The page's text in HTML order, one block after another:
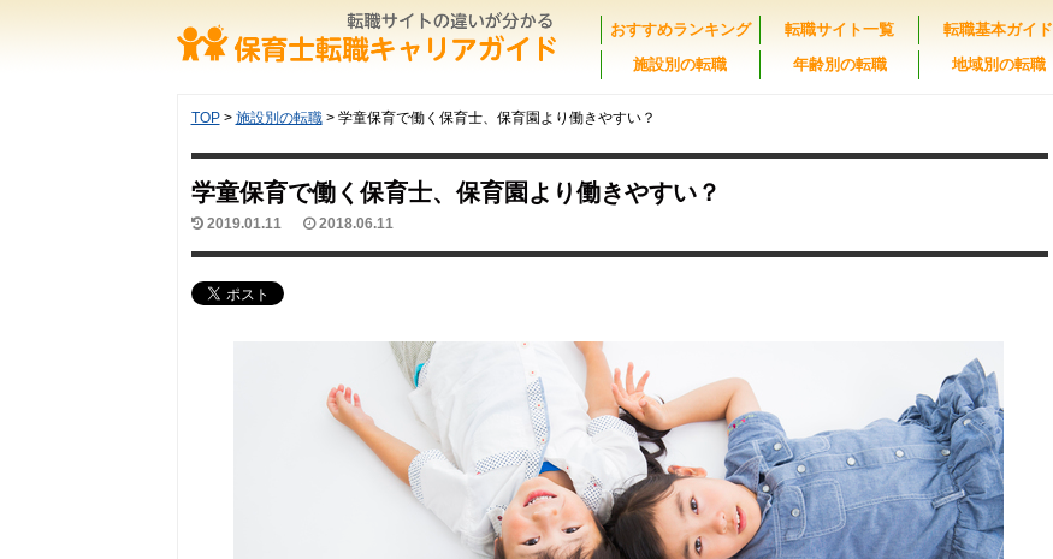
おすすめランキング 転職サイト一覧 転職基本ガイド
施設別の転職
年齢別の転職 地域別の転職
TOP> 施設別の転職 > 学童保育で働く保育士、保育園より働きやすい？
学童保育で働く保育士、保育園より働きやすい？
2019.01.11 2018.06.11